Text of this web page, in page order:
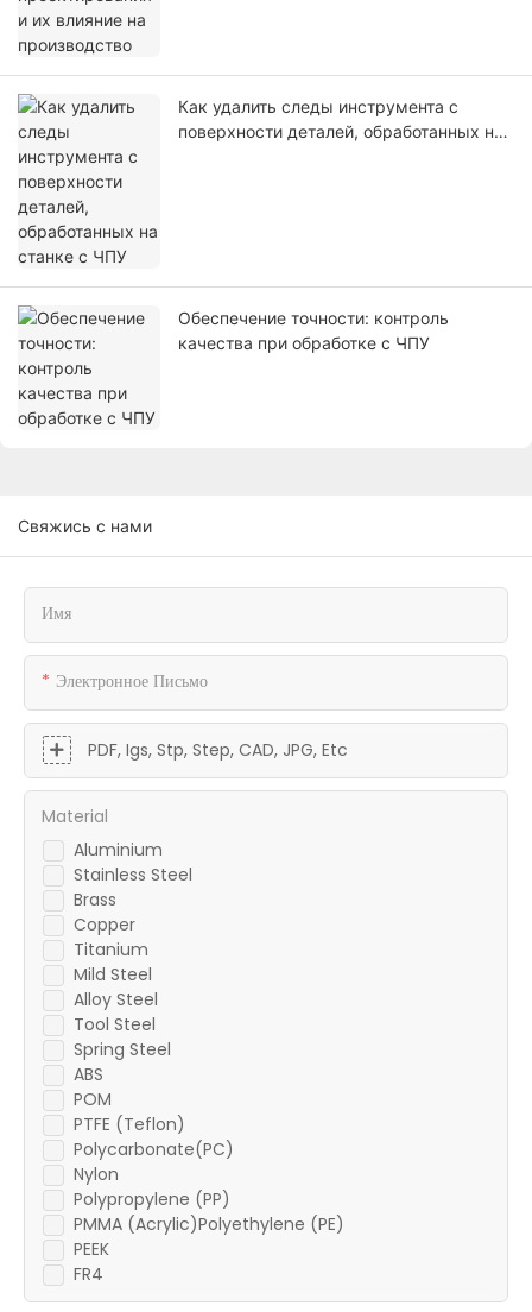
Как удалить следы инструмента с
поверхности деталей, обработанных на
Обеспечение точности: контроль
качества при обработке с ЧПУ
Свяжись с нами
Имя
Электронное Письмо
PDF, Igs, Stp, Step, CAD, JPG, Etc
Aluminium
Stainless Steel
Brass
Copper
Titanium
Mild Steel
Alloy Steel
Tool Steel
Spring Steel
ABS
POM
PTFE (Teflon)
Polycarbonate(PC)
Nylon
Polypropylene (PP)
PMMA (Acrylic)Polyethylene (PE)
PEEK
FR4
Material